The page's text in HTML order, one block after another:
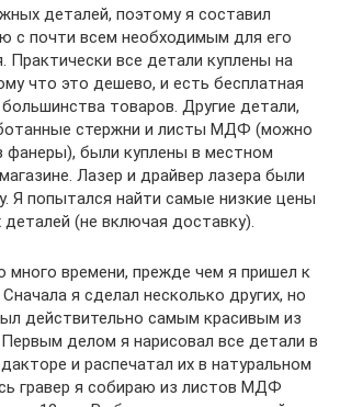
деталей, поэтому я составил
с почти всем необходимым для его
Практически все детали куплены на
что это дешево, и есть бесплатная
товаров. Другие детали,
стержни и листы МДФ (можно
фанеры), были куплены в местном
Лазер и драйвер лазера были
Я попытался найти самые низкие цены
деталей (не включая доставку).
много времени, прежде чем я пришел к
я сделал несколько других, но
действительно самым красивым из
делом я нарисовал все детали в
и распечатал их в натуральном
гравер я собираю из листов МДФ